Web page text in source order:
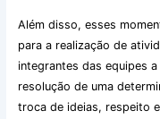
Além disso, esses
para a realização de
integrantes das equipes
resolução de uma
troca de ideias, respeito